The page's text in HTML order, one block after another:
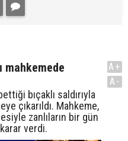
mahkemede
bıçaklı saldırıyla
çıkarıldı. Mahkeme,
zanlıların bir gün
verdi.
A+
A-